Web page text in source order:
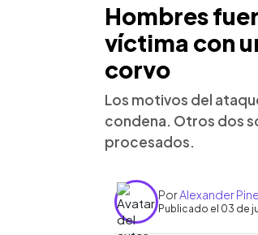
Hombres
víctima con
corvo
Los motivos del
condena. Otros dos
procesados.
PorAlexander
Publicado el 03 de